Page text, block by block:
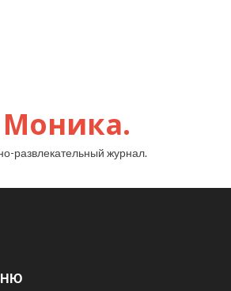
Моника.
развлекательный журнал.